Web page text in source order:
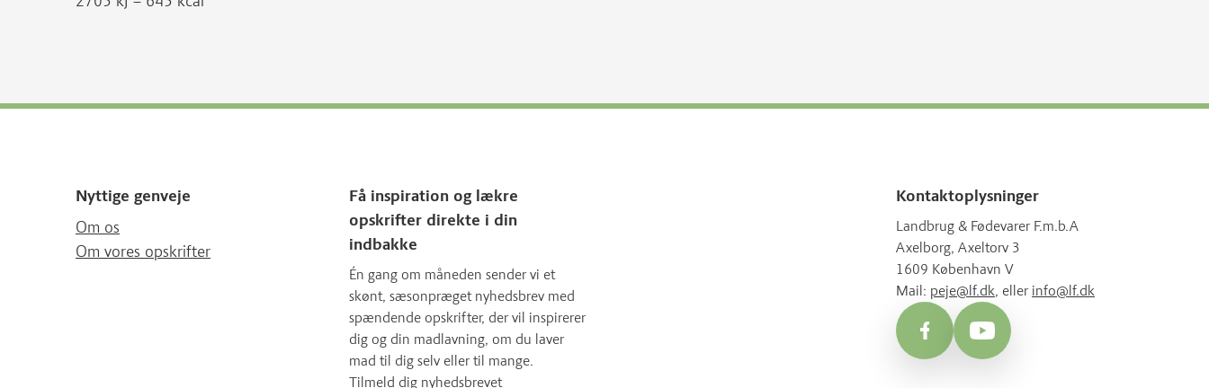
Nyttige genveje
Om os
Om vores opskrifter
Få inspiration og lækre
opskrifter direkte i din
indbakke
Én gang om måneden sender vi et
skønt, sæsonpræget nyhedsbrev med
spændende opskrifter, der vil inspirerer
dig og din madlavning, om du laver
mad til dig selv eller til mange.
Tilmeld dig nyhedsbrevet
Kontaktoplysninger
Landbrug & Fødevarer F.m.b.A
Axelborg, Axeltorv 3
1609 København V
Mail: peje@lf.dk, eller info@lf.dk
FacebookYouTube